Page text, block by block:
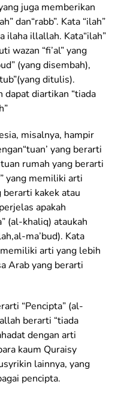
juga memberikan
dan“rabb”. Kata “ilah”
ilaha illallah. Kata“ilah”
wazan “fi’al” yang
(yang disembah),
ditulis).
diartikan “tiada
misalnya, hampir
yang berarti
rumah yang berarti
yang memiliki arti
berarti kakek atau
apakah
(al-khaliq) ataukah
ma’bud). Kata
arti yang lebih
Arab yang berarti
“Pencipta” (al-
berarti “tiada
dengan arti
kaum Quraisy
lainnya, yang
pencipta.